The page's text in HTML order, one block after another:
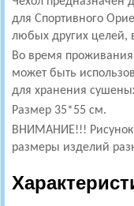
для Спортивного
любых других целей,
Во время
может быть
для хранения
Размер 35*55 см.
ВНИМАНИЕ!!!
размеры изделий